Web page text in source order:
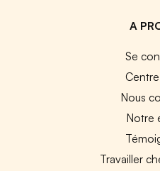
A
Se
Nous
Notre
Travailler